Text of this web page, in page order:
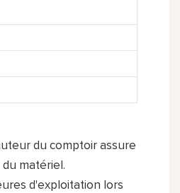
du comptoir assure
matériel.
d'exploitation lors